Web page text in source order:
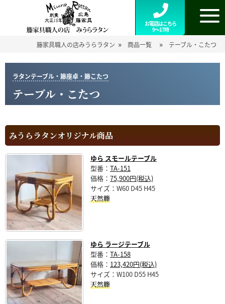
お電話はこちら
9～17時
籐家具職人の店みうらラタン » 商品一覧 » テーブル・こたつ
ラタンテーブル・籐座卓・籐こたつ
テーブル・こたつ
みうらラタンオリジナル商品
ゆら スモールテーブル
型番： TA-151
価格： 75,900円(税込)
サイズ：W60 D45 H45
天然籐
ゆら ラージテーブル
型番： TA-158
価格： 123,420円(税込)
サイズ：W100 D55 H45
天然籐